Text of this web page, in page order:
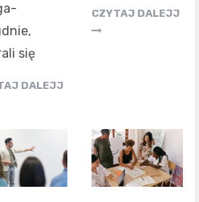
się
DALEJJ
CZYTAJ DALEJJ